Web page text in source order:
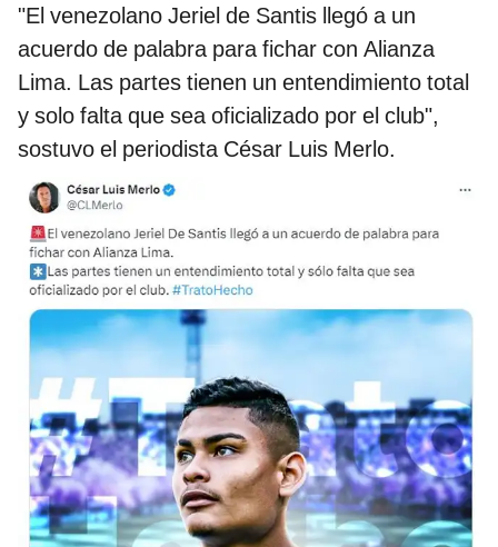
"El venezolano Jeriel de Santis llegó a un
acuerdo de palabra para fichar con Alianza
Lima. Las partes tienen un entendimiento total
y solo falta que sea oficializado por el club",
sostuvo el periodista César Luis Merlo.